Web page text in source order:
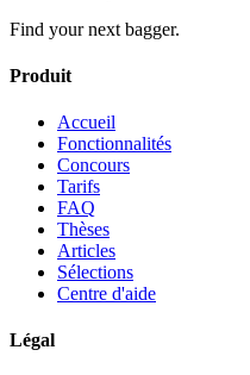
Find your next bagger.
Produit
Accueil
Fonctionnalités
Concours
Tarifs
FAQ
Thèses
Articles
Sélections
Centre d'aide
Légal